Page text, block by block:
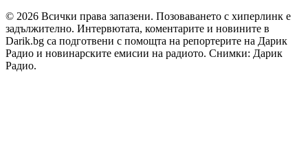
© 2026 Всички права запазени. Позоваването с хиперлинк е
задължително. Интервютата, коментарите и новините в
Darik.bg са подготвени с помощта на репортерите на Дарик
Радио и новинарските емисии на радиото. Снимки: Дарик
Радио.